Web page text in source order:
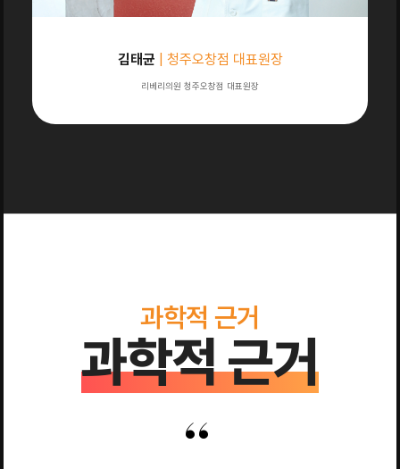
김태균 | 청주오창점 대표원장
리베리의원 청주오창점 대표원장
과학적 근거
과학적 근거